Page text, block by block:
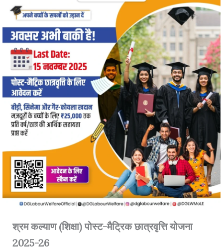
श्रम कल्याण (शिक्षा) पोस्ट-मैट्रिक छात्रवृत्ति योजना
2025-26